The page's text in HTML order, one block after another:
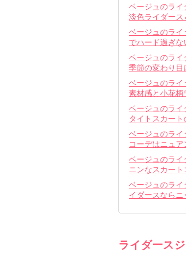
ベージュのラ
淡色ライダー
ベージュのラ
でハード過ぎ
ベージュのラ
季節の変わり目
ベージュのラ
素材感と小花
ベージュのラ
タイトスカー
ベージュのラ
コーデはニュ
ベージュのラ
ニンなスカー
ベージュのラ
イダースなら
ライダース